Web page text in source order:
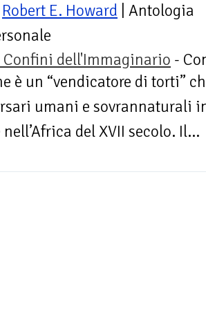
Robert E. Howard | Antologia
dell'Immaginario -
è un “vendicatore di torti”
umani e sovrannaturali
nell’Africa del XVII secolo. Il...